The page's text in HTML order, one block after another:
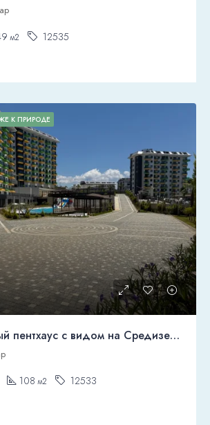
м2 12535
К ПРИРОДЕ
Двухуровневый пентхаус с видом на Средиземное море в Аланье, Авсаллар.
108 м2 12533